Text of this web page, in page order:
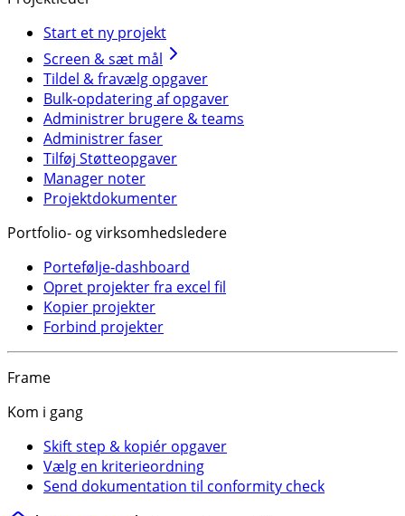
Start et ny projekt
Screen & sæt mål
Tildel & fravælg opgaver
Bulk-opdatering af opgaver
Administrer brugere & teams
Administrer faser
Tilføj Støtteopgaver
Manager noter
Projektdokumenter
Portfolio- og virksomhedsledere
Portefølje-dashboard
Opret projekter fra excel fil
Kopier projekter
Forbind projekter
Frame
Kom i gang
Skift step & kopiér opgaver
Vælg en kriterieordning
Send dokumentation til conformity check